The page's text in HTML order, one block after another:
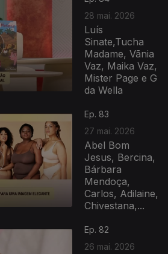
28 mai. 2026
Luís
Sinate,Tucha
Madame, Vãnia
Vaz, Maika Vaz,
Mister Page e G
da Wella
Ep. 83
27 mai. 2026
Abel Bom
Jesus, Bercina,
Bárbara
Mendoça,
Carlos, Adilaine,
Chivestana,...
Ep. 82
26 mai. 2026